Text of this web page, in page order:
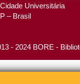
Universitária
– Brasil
- 2024 BORE -